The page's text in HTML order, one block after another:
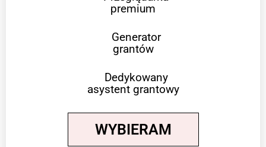
premium
Generator
grantów
Dedykowany
asystent grantowy
WYBIERAM